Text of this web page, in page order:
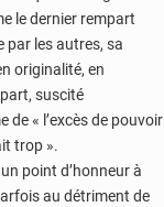
le dernier rempart
par les autres, sa
originalité, en
suscité
de « l’excès de pouvoir
trop ».
point d’honneur à
au détriment de